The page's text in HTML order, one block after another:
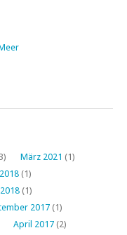
März 2021 (1)
(1)
(1)
2017 (1)
April 2017 (2)